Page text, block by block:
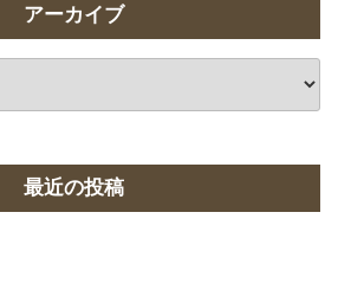
アーカイブ
最近の投稿